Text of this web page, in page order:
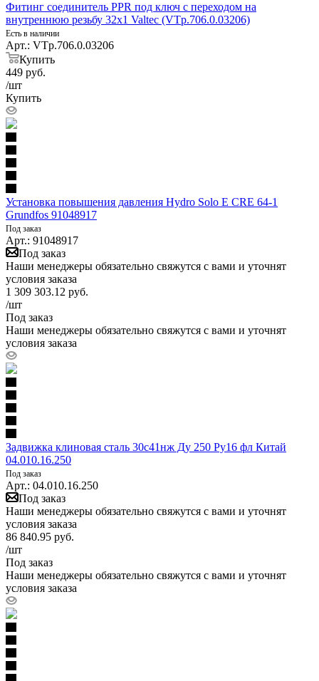
Фитинг соединитель PPR под ключ с переходом на
внутреннюю резьбу 32х1 Valtec (VTp.706.0.03206)
Есть в наличии
Арт.: VTp.706.0.03206
Купить
449 руб.
/шт
Купить
Установка повышения давления Hydro Solo E CRE 64-1
Grundfos 91048917
Под заказ
Арт.: 91048917
Под заказ
Наши менеджеры обязательно свяжутся с вами и уточнят
условия заказа
1 309 303.12 руб.
/шт
Под заказ
Наши менеджеры обязательно свяжутся с вами и уточнят
условия заказа
Задвижка клиновая сталь 30с41нж Ду 250 Ру16 фл Китай
04.010.16.250
Под заказ
Арт.: 04.010.16.250
Под заказ
Наши менеджеры обязательно свяжутся с вами и уточнят
условия заказа
86 840.95 руб.
/шт
Под заказ
Наши менеджеры обязательно свяжутся с вами и уточнят
условия заказа